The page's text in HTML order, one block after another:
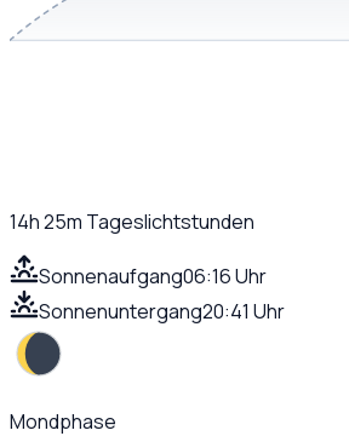
14h 25m Tageslichtstunden
Sonnenaufgang06:16 Uhr
Sonnenuntergang20:41 Uhr
Mondphase